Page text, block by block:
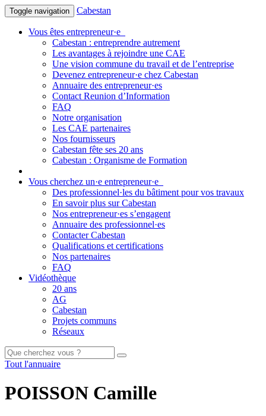
Toggle navigation Cabestan
Vous êtes entrepreneur·e
Cabestan : entreprendre autrement
Les avantages à rejoindre une CAE
Une vision commune du travail et de l’entreprise
Devenez entrepreneur·e chez Cabestan
Annuaire des entrepreneur·es
Contact Reunion d’Information
FAQ
Notre organisation
Les CAE partenaires
Nos fournisseurs
Cabestan fête ses 20 ans
Cabestan : Organisme de Formation
Vous cherchez un·e entrepreneur·e
Des professionnel·les du bâtiment pour vos travaux
En savoir plus sur Cabestan
Nos entrepreneur·es s’engagent
Annuaire des professionnel·es
Contacter Cabestan
Qualifications et certifications
Nos partenaires
FAQ
Vidéothèque
20 ans
AG
Cabestan
Projets communs
Réseaux
Tout l'annuaire
POISSON Camille